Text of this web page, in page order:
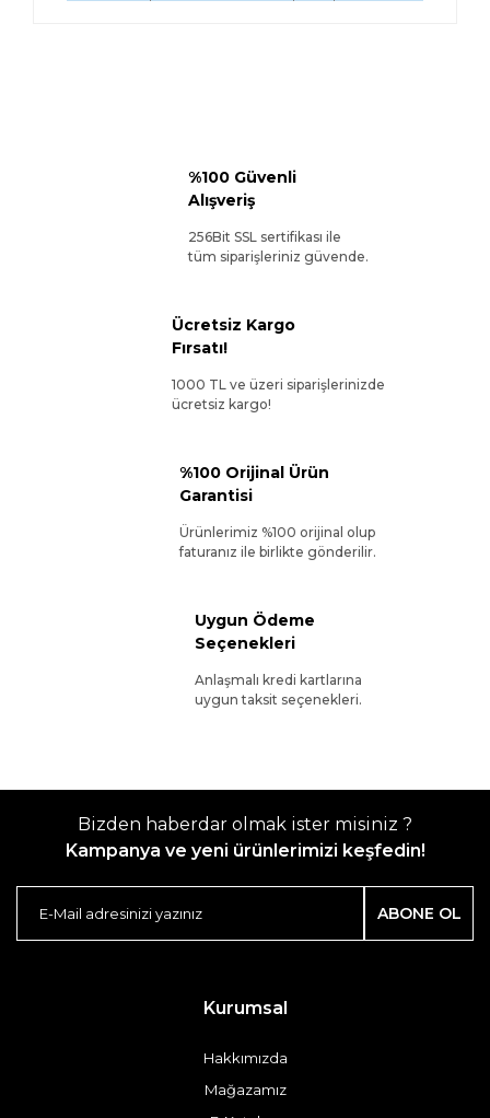
%100 Güvenli
Alışveriş
256Bit SSL sertifikası ile
tüm siparişleriniz güvende.
Ücretsiz Kargo
Fırsatı!
1000 TL ve üzeri siparişlerinizde
ücretsiz kargo!
%100 Orijinal Ürün
Garantisi
Ürünlerimiz %100 orijinal olup
faturanız ile birlikte gönderilir.
Uygun Ödeme
Seçenekleri
Anlaşmalı kredi kartlarına
uygun taksit seçenekleri.
Bizden haberdar olmak ister misiniz ?
Kampanya ve yeni ürünlerimizi keşfedin!
ABONE OL
Kurumsal
Hakkımızda
Mağazamız